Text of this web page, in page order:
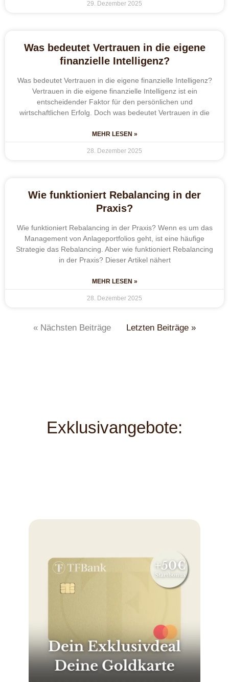
29. Dezember 2025
Was bedeutet Vertrauen in die eigene
finanzielle Intelligenz?
Was bedeutet Vertrauen in die eigene finanzielle Intelligenz?
Vertrauen in die eigene finanzielle Intelligenz ist ein
entscheidender Faktor für den persönlichen und
wirtschaftlichen Erfolg. Doch was bedeutet Vertrauen in die
MEHR LESEN »
28. Dezember 2025
Wie funktioniert Rebalancing in der
Praxis?
Wie funktioniert Rebalancing in der Praxis? Wenn es um das
Management von Anlageportfolios geht, ist eine häufige
Strategie das Rebalancing. Aber wie funktioniert Rebalancing
in der Praxis? Dieser Artikel nähert
MEHR LESEN »
28. Dezember 2025
« Nächsten Beiträge Letzten Beiträge »
Exklusivangebote: